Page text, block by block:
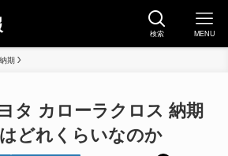
検索 MENU
期
タ カローラクロス 納期
どれくらいなのか